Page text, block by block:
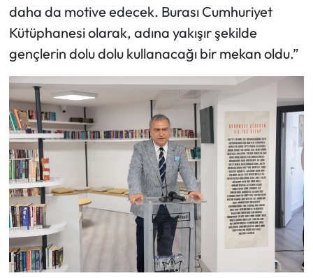
daha da motive edecek. Burası Cumhuriyet
Kütüphanesi olarak, adına yakışır şekilde
gençlerin dolu dolu kullanacağı bir mekan oldu.”